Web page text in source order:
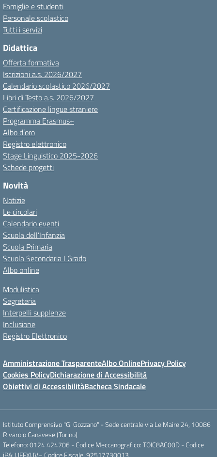
Famiglie e studenti
Personale scolastico
Tutti i servizi
Didattica
Offerta formativa
Iscrizioni a.s. 2026/2027
Calendario scolastico 2026/2027
Libri di Testo a.s. 2026/2027
Certificazione lingue straniere
Programma Erasmus+
Albo d’oro
Registro elettronico
Stage Linguistico 2025-2026
Schede progetti
Novità
Notizie
Le circolari
Calendario eventi
Scuola dell’Infanzia
Scuola Primaria
Scuola Secondaria I Grado
Albo online
Modulistica
Segreteria
Interpelli supplenze
Inclusione
Registro Elettronico
Amministrazione TrasparenteAlbo OnlinePrivacy Policy
Cookies PolicyDichiarazione di Accessibilità
Obiettivi di AccessibilitàBacheca Sindacale
Istituto Comprensivo "G. Gozzano" - Sede centrale via Le Maire 24, 10086
Rivarolo Canavese (Torino)
Telefono: 0124 424706 - Codice Meccanografico: TOIC8AC00D - Codice
iPA: UFFXUV– Codice Fiscale: 92517730013